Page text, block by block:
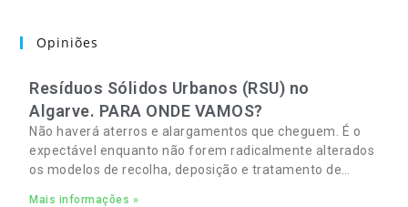
Opiniões
Resíduos Sólidos Urbanos (RSU) no
Algarve. PARA ONDE VAMOS?
Não haverá aterros e alargamentos que cheguem. É o
expectável enquanto não forem radicalmente alterados
os modelos de recolha, deposição e tratamento de
Mais informações »